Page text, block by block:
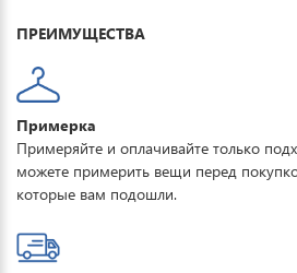
ПРЕИМУЩЕСТВА
Примерка
Примеряйте и оплачивайте только
можете примерить вещи перед
которые вам подошли.